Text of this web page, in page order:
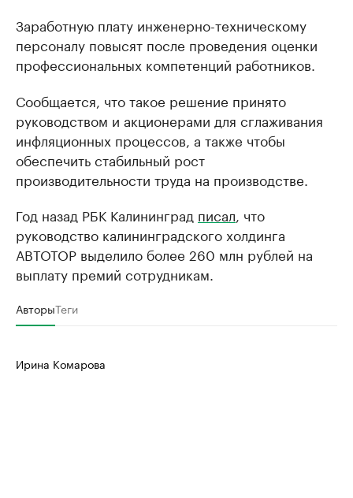
Заработную плату инженерно-техническому
персоналу повысят после проведения оценки
профессиональных компетенций работников.
Сообщается, что такое решение принято
руководством и акционерами для сглаживания
инфляционных процессов, а также чтобы
обеспечить стабильный рост
производительности труда на производстве.
Год назад РБК Калининград писал , что
руководство калининградского холдинга
АВТОТОР выделило более 260 млн рублей на
выплату премий сотрудникам.
АвторыТеги
Ирина Комарова